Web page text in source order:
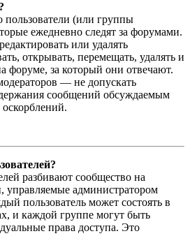
(или группы
ежедневно следят за форумами.
или удалять
открывать, перемещать, удалять и
форуме, за который они отвечают.
— не допускать
сообщений обсуждаемым
разбивают сообщество на
управляемые администратором
пользователь может состоять в
и каждой группе могут быть
права доступа. Это